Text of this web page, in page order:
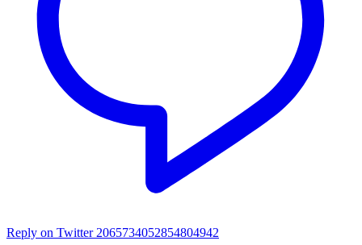
Reply on Twitter 2065734052854804942